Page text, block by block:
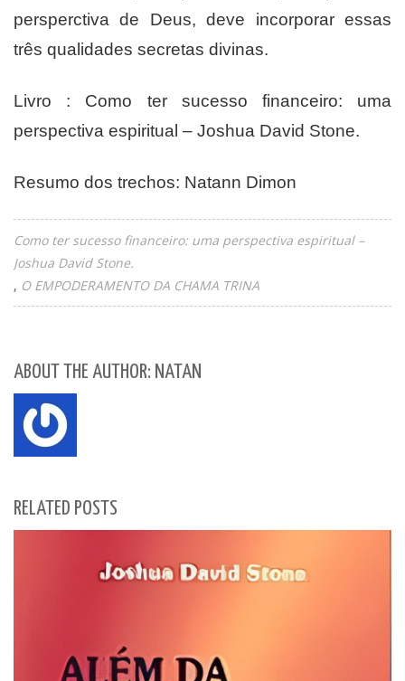
persperctiva de Deus, deve incorporar essas
três qualidades secretas divinas.
Livro : Como ter sucesso financeiro: uma
perspectiva espiritual – Joshua David Stone.
Resumo dos trechos: Natann Dimon
Como ter sucesso financeiro: uma perspectiva espiritual –
Joshua David Stone.
O EMPODERAMENTO DA CHAMA TRINA
ABOUT THE AUTHOR: NATAN
RELATED POSTS